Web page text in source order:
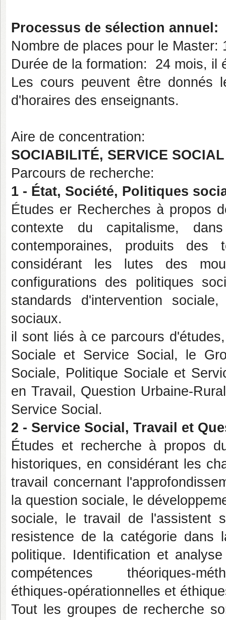
Processus de sélection annuel:
Nombre de places pour le Master:
Durée de la formation: 24 mois, il
Les cours peuvent être donnés
d'horaires des enseignants.
Aire de concentration:
SOCIABILITÉ, SERVICE
Parcours de recherche:
1 - État, Société, Politiques
Études er Recherches à propos
contexte du capitalisme,
contemporaines, produits
considérant les lutes des
configurations des politiques
standards d'intervention
sociaux.
il sont liés à ce parcours
Sociale et Service Social, le
Sociale, Politique Sociale et
en Travail, Question Urbaine-
Service Social.
2 - Service Social, Travail et
Études et recherche à propos
historiques, en considérant les
travail concernant
la question sociale, le
sociale, le travail de l'assistent
resistence de la catégorie dans
politique. Identification et
compétences théoriques-
éthiques-opérationnelles et
Tout les groupes de recherche